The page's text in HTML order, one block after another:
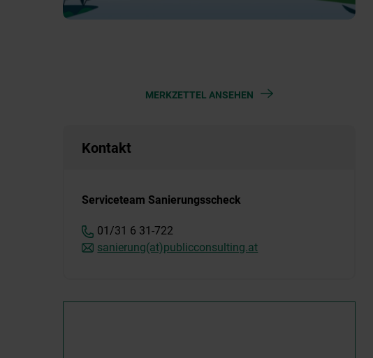
MERKZETTEL ANSEHEN
Kontakt
Serviceteam Sanierungsscheck
01/31 6 31-722
sanierung(at)publicconsulting.at